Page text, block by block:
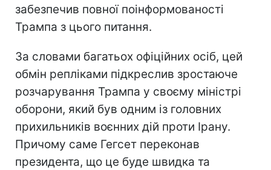
забезпечив повної поінформованості
Трампа з цього питання.
За словами багатьох офіційних осіб, цей
обмін репліками підкреслив зростаюче
розчарування Трампа у своєму міністрі
оборони, який був одним із головних
прихильників воєнних дій проти Ірану.
Причому саме Гегсет переконав
президента, що це буде швидка та